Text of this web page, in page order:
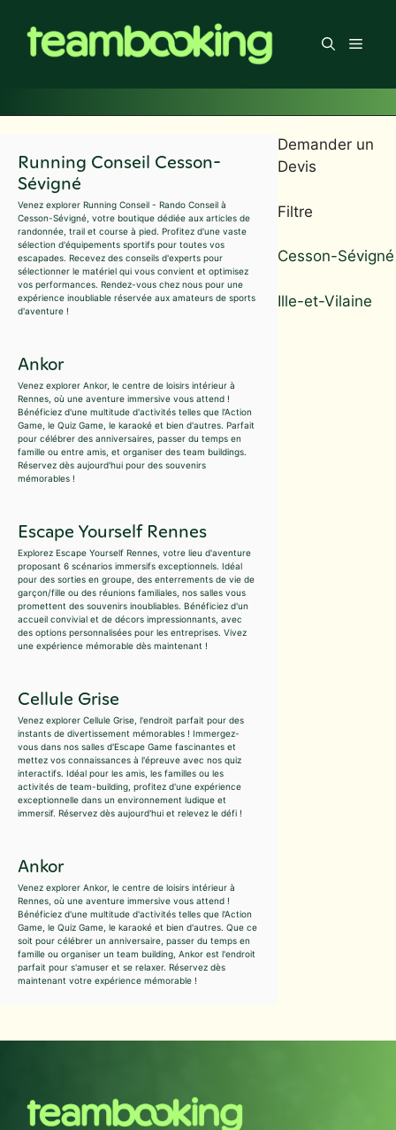
contenu
Menu
Running Conseil Cesson-
Sévigné
Venez explorer Running Conseil - Rando Conseil à
Cesson-Sévigné, votre boutique dédiée aux articles de
randonnée, trail et course à pied. Profitez d'une vaste
sélection d'équipements sportifs pour toutes vos
escapades. Recevez des conseils d'experts pour
sélectionner le matériel qui vous convient et optimisez
vos performances. Rendez-vous chez nous pour une
expérience inoubliable réservée aux amateurs de sports
d'aventure !
Ankor
Venez explorer Ankor, le centre de loisirs intérieur à
Rennes, où une aventure immersive vous attend !
Bénéficiez d'une multitude d'activités telles que l'Action
Game, le Quiz Game, le karaoké et bien d'autres. Parfait
pour célébrer des anniversaires, passer du temps en
famille ou entre amis, et organiser des team buildings.
Réservez dès aujourd'hui pour des souvenirs
mémorables !
Escape Yourself Rennes
Explorez Escape Yourself Rennes, votre lieu d'aventure
proposant 6 scénarios immersifs exceptionnels. Idéal
pour des sorties en groupe, des enterrements de vie de
garçon/fille ou des réunions familiales, nos salles vous
promettent des souvenirs inoubliables. Bénéficiez d'un
accueil convivial et de décors impressionnants, avec
des options personnalisées pour les entreprises. Vivez
une expérience mémorable dès maintenant !
Cellule Grise
Venez explorer Cellule Grise, l'endroit parfait pour des
instants de divertissement mémorables ! Immergez-
vous dans nos salles d'Escape Game fascinantes et
mettez vos connaissances à l'épreuve avec nos quiz
interactifs. Idéal pour les amis, les familles ou les
activités de team-building, profitez d'une expérience
exceptionnelle dans un environnement ludique et
immersif. Réservez dès aujourd'hui et relevez le défi !
Ankor
Venez explorer Ankor, le centre de loisirs intérieur à
Rennes, où une aventure immersive vous attend !
Bénéficiez d'une multitude d'activités telles que l'Action
Game, le Quiz Game, le karaoké et bien d'autres. Que ce
soit pour célébrer un anniversaire, passer du temps en
famille ou organiser un team building, Ankor est l'endroit
parfait pour s'amuser et se relaxer. Réservez dès
maintenant votre expérience mémorable !
Demander un
Devis
Filtre
Cesson-Sévigné
Ille-et-Vilaine